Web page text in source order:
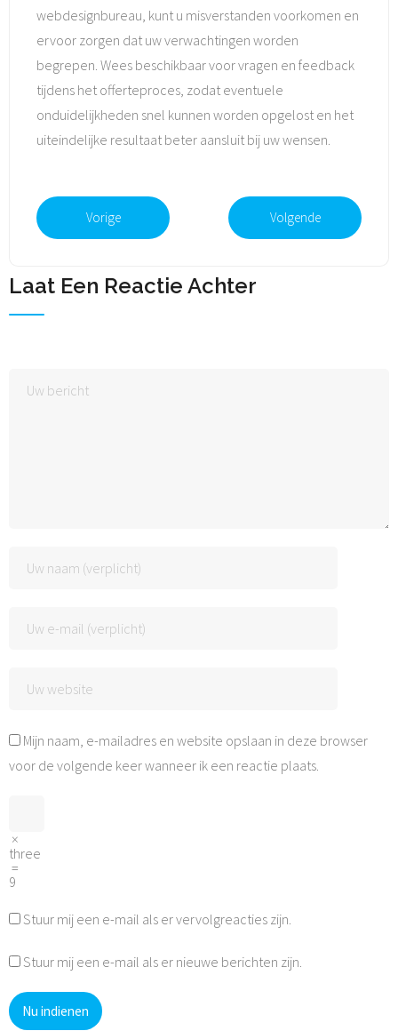
webdesignbureau, kunt u misverstanden voorkomen en
ervoor zorgen dat uw verwachtingen worden
begrepen. Wees beschikbaar voor vragen en feedback
tijdens het offerteproces, zodat eventuele
onduidelijkheden snel kunnen worden opgelost en het
uiteindelijke resultaat beter aansluit bij uw wensen.
Vorige Volgende
Laat Een Reactie Achter
Mijn naam, e-mailadres en website opslaan in deze browser
voor de volgende keer wanneer ik een reactie plaats.
×
three
=
9
Stuur mij een e-mail als er vervolgreacties zijn.
Stuur mij een e-mail als er nieuwe berichten zijn.